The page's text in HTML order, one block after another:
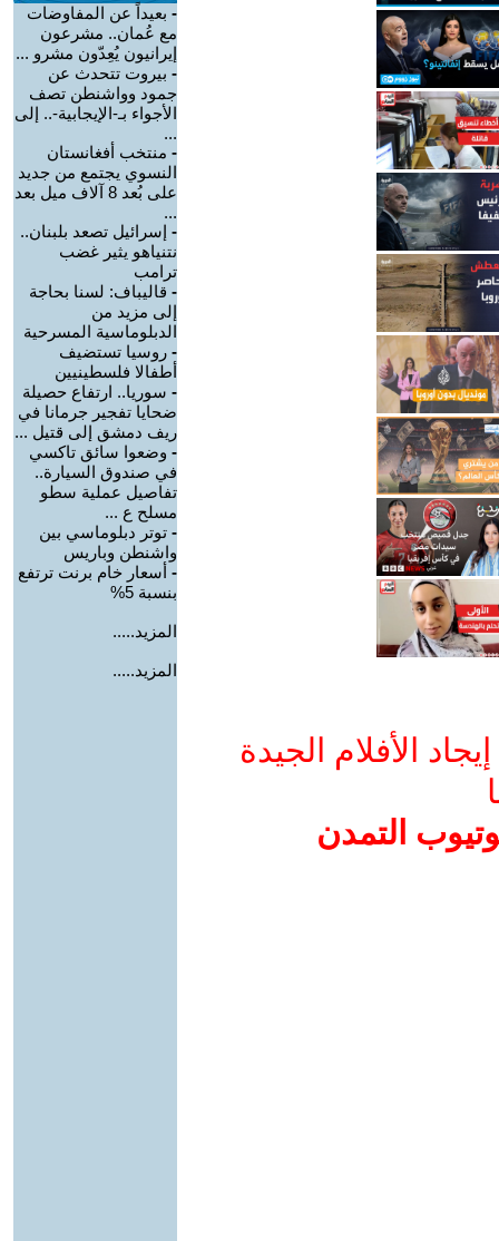
الأفلام الجيدة
التمدن
- بعيداً عن المفاوضات
مع عُمان.. مشرعون
إيرانيون يُعِدّون مشرو ...
- بيروت تتحدث عن
جمود وواشنطن تصف
الأجواء بـ-الإيجابية-.. إلى
...
- منتخب أفغانستان
النسوي يجتمع من جديد
على بُعد 8 آلاف ميل بعد
...
- إسرائيل تصعد بلبنان..
نتنياهو يثير غضب
ترامب
- قاليباف: لسنا بحاجة
إلى مزيد من
الدبلوماسية المسرحية
- روسيا تستضيف
أطفالا فلسطينيين
- سوريا.. ارتفاع حصيلة
ضحايا تفجير جرمانا في
ريف دمشق إلى قتيل ...
- وضعوا سائق تاكسي
في صندوق السيارة..
تفاصيل عملية سطو
مسلح ع ...
- توتر دبلوماسي بين
واشنطن وباريس
- أسعار خام برنت ترتفع
بنسبة 5%
المزيد.....
المزيد.....